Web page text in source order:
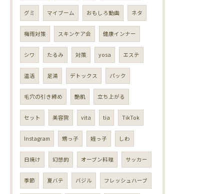
グミ マイブーム おもしろ動画 ネタ
梅雨対策 スキンケア会 健康インナー
シワ たるみ 対策 yosa エステ
温活 足湯 デトックス パック
毛穴の引き締め 艶肌 立ち上がる
セット 美容院 vita tia TikTok
Instagram 甥っ子 姪っ子 しわ
日焼け 幻想的 オーブン料理 サッカー
季節 夏バテ バジル フレッシュハーブ